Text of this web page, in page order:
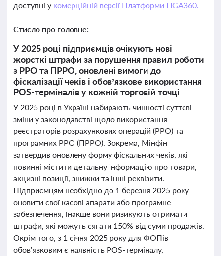
доступні у комерційній версії Платформи LIGA360.
Стисло про головне:
У 2025 році підприємців очікують нові
жорсткі штрафи за порушення правил роботи
з РРО та ПРРО, оновлені вимоги до
фіскалізації чеків і обов’язкове використання
POS-терміналів у кожній торговій точці
У 2025 році в Україні набирають чинності суттєві
зміни у законодавстві щодо використання
реєстраторів розрахункових операцій (РРО) та
програмних РРО (ПРРО). Зокрема, Мінфін
затвердив оновлену форму фіскальних чеків, які
повинні містити детальну інформацію про товари,
акцизні позиції, знижки та інші реквізити.
Підприємцям необхідно до 1 березня 2025 року
оновити свої касові апарати або програмне
забезпечення, інакше вони ризикують отримати
штрафи, які можуть сягати 150% від суми продажів.
Окрім того, з 1 січня 2025 року для ФОПів
обов’язковим є наявність POS-терміналу,